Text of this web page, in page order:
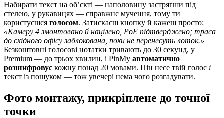
Набирати текст на об’єкті — наполовину застрягши під
стелею, у рукавицях — справжнє мучення, тому ти
користуєшся голосом. Затискаєш кнопку й кажеш просто:
«Камеру 4 змонтовано й націлено, PoE підтверджено; траса
до східного офісу заблокована, поки не перенесуть лоток.»
Безкоштовні голосові нотатки тривають до 30 секунд, у
Premium — до трьох хвилин, і PinMy автоматично
розшифровує кожну понад 20 мовами. Пін несе твій голос і
текст із пошуком — тож увечері нема чого розгадувати.
Фото монтажу, прикріплене до точної
точки